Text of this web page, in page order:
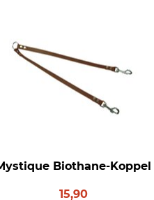
Biothane-Koppel
15,90